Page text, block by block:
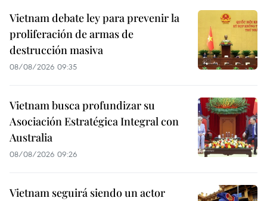
Vietnam debate ley para prevenir la
proliferación de armas de
destrucción masiva
08/08/2026 09:35
Vietnam busca profundizar su
Asociación Estratégica Integral con
Australia
08/08/2026 09:26
Vietnam seguirá siendo un actor